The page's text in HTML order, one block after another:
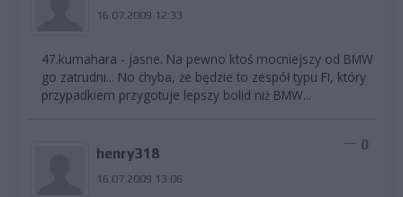
16.07.2009 12:33
47.kumahara - jasne. Na pewno ktoś mocniejszy od BMW
go zatrudni... No chyba, że będzie to zespół typu FI, który
przypadkiem przygotuje lepszy bolid niż BMW...
henry318
16.07.2009 13:06
0